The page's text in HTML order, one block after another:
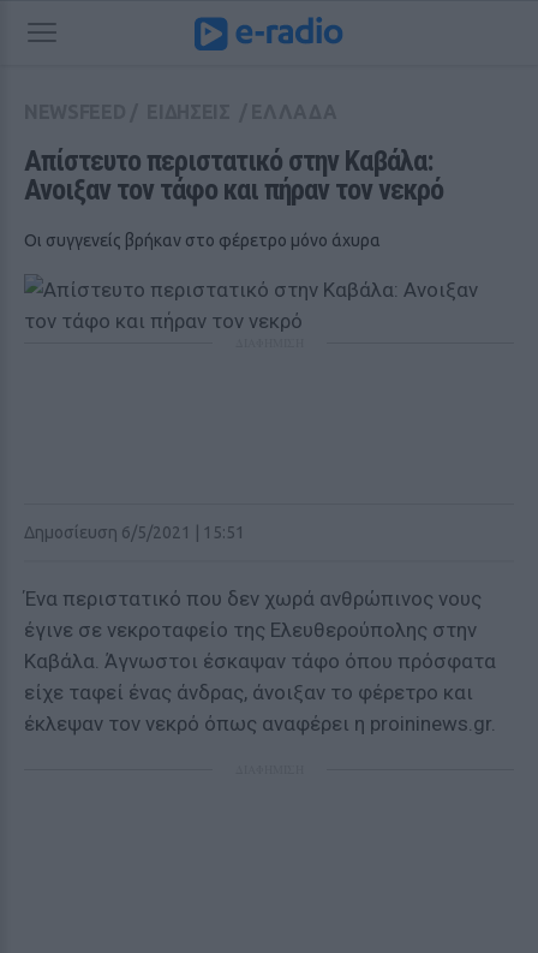
Απίστευτο περιστατικό στην Καβάλα:
Ανοιξαν τον τάφο και πήραν τον νεκρό
Οι συγγενείς βρήκαν στο φέρετρο μόνο άχυρα
Δημοσίευση 6/5/2021 | 15:51
Ένα περιστατικό που δεν χωρά ανθρώπινος νους
έγινε σε νεκροταφείο της Ελευθερούπολης στην
Καβάλα. Άγνωστοι έσκαψαν τάφο όπου πρόσφατα
είχε ταφεί ένας άνδρας, άνοιξαν το φέρετρο και
έκλεψαν τον νεκρό όπως αναφέρει η proininews.gr.